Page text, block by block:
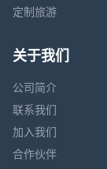
定制旅游
关于我们
公司简介
联系我们
加入我们
合作伙伴